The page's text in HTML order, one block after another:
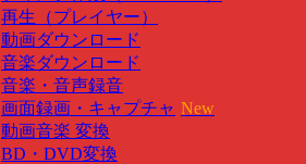
再生（プレイヤー）
動画ダウンロード
音楽ダウンロード
音楽・音声録音
画面録画・キャプチャ New
動画音楽 変換
BD・DVD変換